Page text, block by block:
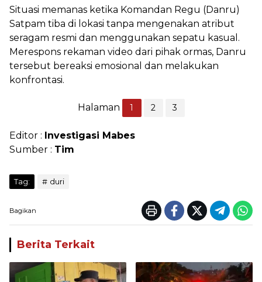
Situasi memanas ketika Komandan Regu (Danru)
Satpam tiba di lokasi tanpa mengenakan atribut
seragam resmi dan menggunakan sepatu kasual.
Merespons rekaman video dari pihak ormas, Danru
tersebut bereaksi emosional dan melakukan
konfrontasi.
Halaman 1 2 3
Editor : Investigasi Mabes
Sumber : Tim
Tag: duri
Bagikan
Berita Terkait